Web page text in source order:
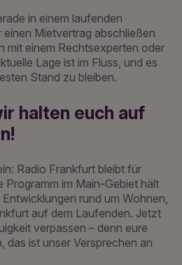
in einem laufenden
einen Mietvertrag abschließen
mit einem Rechtsexperten oder
Lage ist im Fluss, und es
Stand zu bleiben.
halten euch auf
Radio Frankfurt bleibt für
Programm im Main-Gebiet hält
rund um Wohnen,
auf dem Laufenden. Jetzt
verpassen – denn eure
das ist unser Versprechen an